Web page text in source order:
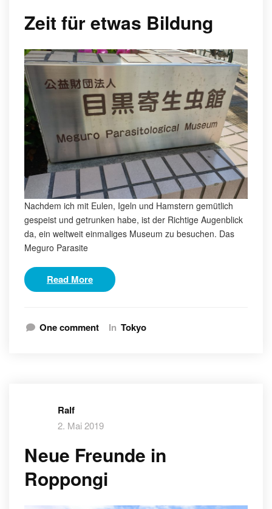
Zeit für etwas Bildung
Nachdem ich mit Eulen, Igeln und Hamstern gemütlich
gespeist und getrunken habe, ist der Richtige Augenblick
da, ein weltweit einmaliges Museum zu besuchen. Das
Meguro Parasite
Read More
One comment In Tokyo
Ralf
2. Mai 2019
Neue Freunde in
Roppongi